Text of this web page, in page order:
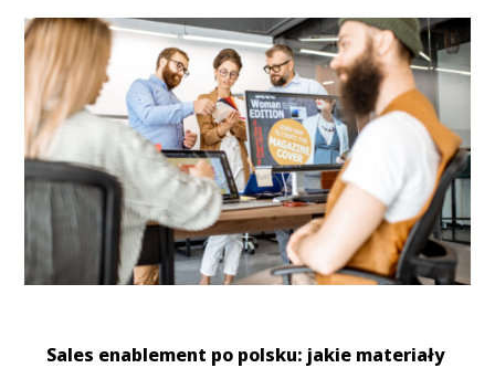
Sales enablement po polsku: jakie materiały